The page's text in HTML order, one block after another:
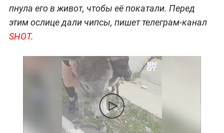
пнула его в живот, чтобы её покатали. Перед
этим ослице дали чипсы, пишет телеграм-канал
SHOT.